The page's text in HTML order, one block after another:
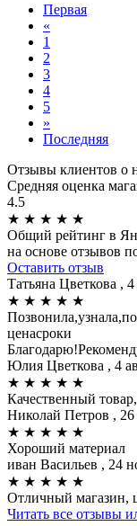
Первая
«
1
2
3
4
5
»
Последняя
Отзывы клиентов о
Средняя оценка
4.5
★ ★ ★ ★ ★
Общий рейтинг в
на основе отзывов
Оставить отзыв
Татьяна Цветкова , 4
★ ★ ★ ★ ★
ценасроки
Юлия Цветкова , 4
★ ★ ★ ★ ★
Качественный
Николай Петров ,
★ ★ ★ ★ ★
Хороший материал
иван Васильев , 24
★ ★ ★ ★ ★
Отличный магазин,
Читать все отзывы